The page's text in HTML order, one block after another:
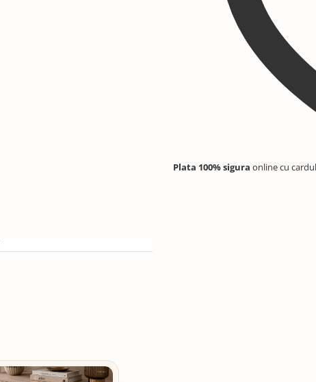
Plata 100% sigura online cu cardul